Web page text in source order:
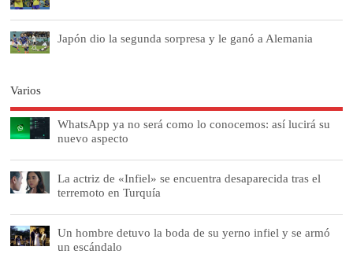
Japón dio la segunda sorpresa y le ganó a Alemania
Varios
WhatsApp ya no será como lo conocemos: así lucirá su
nuevo aspecto
La actriz de «Infiel» se encuentra desaparecida tras el
terremoto en Turquía
Un hombre detuvo la boda de su yerno infiel y se armó
un escándalo